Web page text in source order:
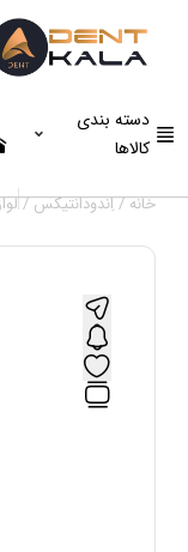
دسته بندی
کالاها
خانه/اِندودانتیکس/